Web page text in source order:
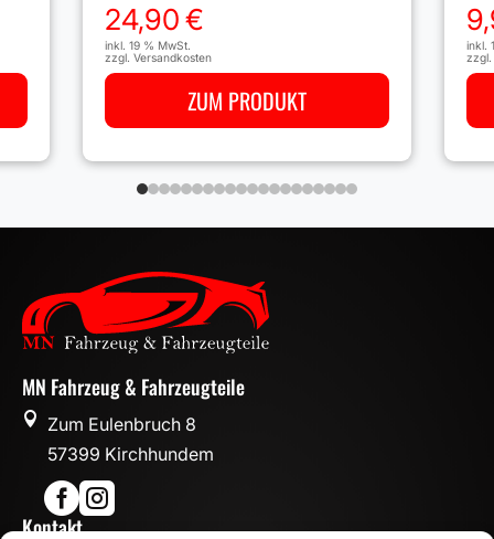
24,90€
inkl. 19 % MwSt.
zzgl. Versandkosten
ZUM PRODUKT
inkl.
zzgl.
MN Fahrzeug & Fahrzeugteile

Zum Eulenbruch 8
57399 Kirchhundem

Kontakt